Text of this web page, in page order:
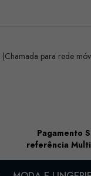
(Chamada para rede
Pagamento
referência